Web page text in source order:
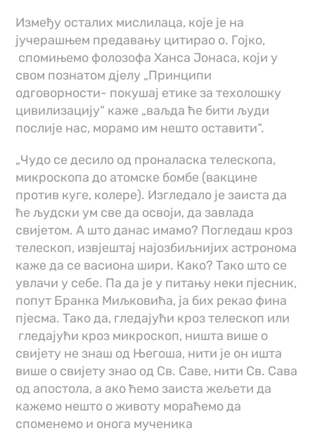
Између осталих мислилаца, које је на
јучерашњем предавању цитирао о. Гојко,
спомињемо фолозофа Ханса Јонаса, који у
свом познатом д‌јелу „Принципи
одговорности- покушај етике за техолошку
цивилизацију“ каже „ваљда ће бити људи
послије нас, морамо им нешто оставити“.
„Чудо се десило од проналаска телескопа,
микроскопа до атомске бомбе (вакцине
против куге, колере). Изгледало је заиста да
ће људски ум све да освоји, да завлада
свијетом. А што данас имамо? Погледаш кроз
телескоп, извјештај најозбиљнијих астронома
каже да се васиона шири. Како? Тако што се
увлачи у себе. Па да је у питању неки пјесник,
попут Бранка Миљковића, ја бих рекао фина
пјесма. Тако да, гледајући кроз телескоп или
гледајући кроз микроскоп, ништа више о
свијету не знаш од Његоша, нити је он ишта
више о свијету знао од Св. Саве, нити Св. Сава
од апостола, а ако ћемо заиста жељети да
кажемо нешто о животу мораћемо да
споменемо и онога мученика